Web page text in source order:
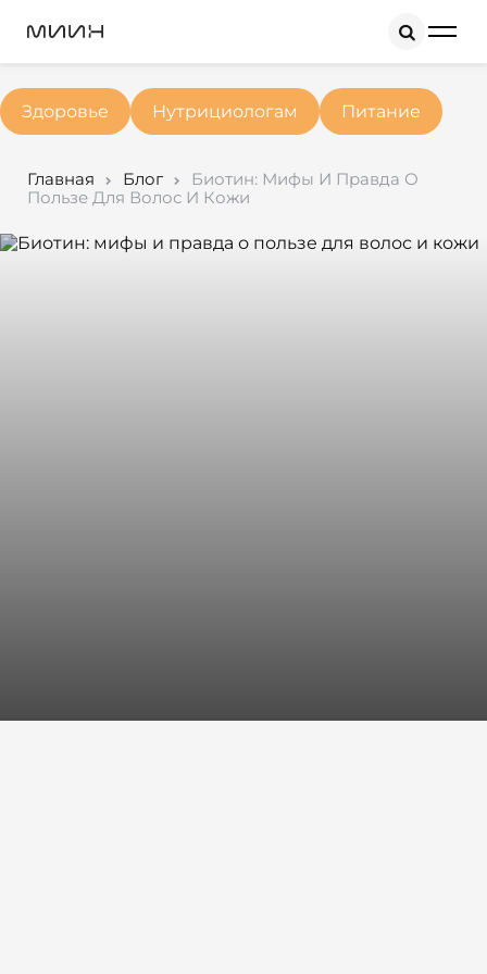
Здоровье Нутрициологам Питание
Главная Блог
Биотин: Мифы И Правда О
Пользе Для Волос И Кожи